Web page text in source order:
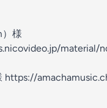
様
material/
https://